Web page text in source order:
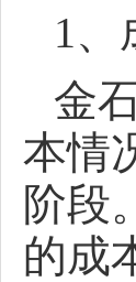
1、
金
本情
阶段
的成